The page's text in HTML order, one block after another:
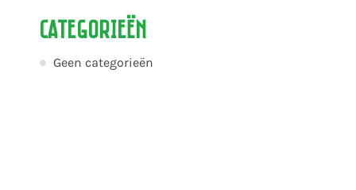
Categorieën
Geen categorieën